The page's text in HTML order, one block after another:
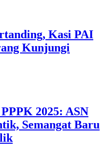
Kasi PAI
Kunjungi
2025: ASN
Semangat Baru